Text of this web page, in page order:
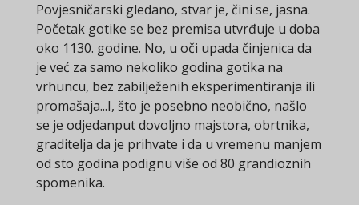
Povjesničarski gledano, stvar je, čini se, jasna.
Početak gotike se bez premisa utvrđuje u doba
oko 1130. godine. No, u oči upada činjenica da
je već za samo nekoliko godina gotika na
vrhuncu, bez zabilježenih eksperimentiranja ili
promašaja...I, što je posebno neobično, našlo
se je odjedanput dovoljno majstora, obrtnika,
graditelja da je prihvate i da u vremenu manjem
od sto godina podignu više od 80 grandioznih
spomenika.